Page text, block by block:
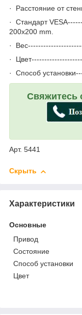
· Расстояние от
· Стандарт
200x200 mm.
·
·
· Способ
Свяжитесь
Арт. 5441
Скрыть
Характеристики
Основные
Привод
Состояние
Способ установки
Цвет